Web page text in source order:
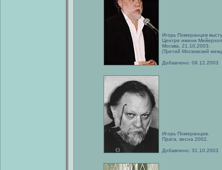
Игорь Померанцев
Центре имени
Москва, 21.10.2003.
(Третий Московский
Добавлено: 09.12.2003
Игорь Померанцев.
Прага, весна 2002.
Добавлено: 31.10.2003